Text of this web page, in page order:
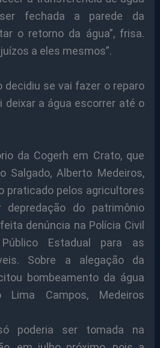
fechada a parede da
o retorno da água”, frisa.
a eles mesmos”.
decidiu se vai fazer o reparo
deixar a água escorrer até o
da Cogerh em Crato, que
Salgado, Alberto Medeiros,
praticado pelos agricultores
do patrimônio
denúncia na Polícia Civil
Estadual para as
Sobre a alegação da
bombeamento da água
Campos, Medeiros
poderia ser tomada na